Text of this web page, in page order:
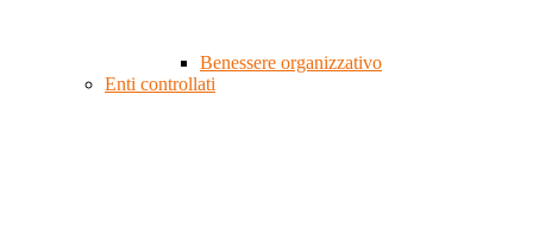
Benessere organizzativo
Enti controllati